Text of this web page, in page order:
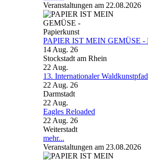
Veranstaltungen am 22.08.2026
PAPIER IST MEIN GEMÜSE -
14 Aug. 26
Stockstadt am Rhein
22 Aug.
13. Internationaler Waldkunstpfad
22 Aug. 26
Darmstadt
22 Aug.
Eagles Reloaded
22 Aug. 26
Weiterstadt
mehr...
Veranstaltungen am 23.08.2026